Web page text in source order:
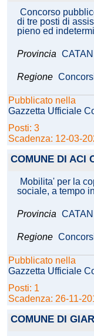
Concorso
di tre posti di
pieno ed
Provincia
Regione
Pubblicato nella
Gazzetta Ufficiale
Posti: 3
Scadenza: 12-03-
COMUNE DI ACI
Mobilita' per la
sociale, a tempo
Provincia
Regione
Pubblicato nella
Gazzetta Ufficiale
Posti: 1
Scadenza: 26-11-
COMUNE DI